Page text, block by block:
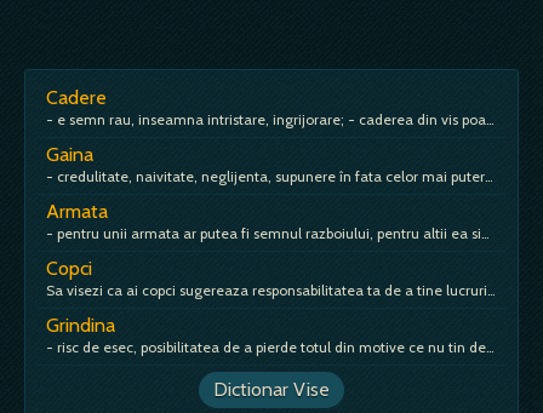
Cadere
- e semn rau, inseamna intristare, ingrijorare; - caderea din vis poate insemna cadere, prabusire, insucces, ratare si in viata de
Gaina
- credulitate, naivitate, neglijenta, supunere în fata celor mai puternici, creativitate, intuitie, spirit ocrotitor; - vis ce prevesteste castiguri substantiale; Cotcodacind - bogatie
Armata
- pentru unii armata ar putea fi semnul razboiului, pentru altii ea simbolizeaza autoritatea absoluta; - daca armata este invinsa inseamna dificultati,
Copci
Sa visezi ca ai copci sugereaza responsabilitatea ta de a tine lucrurile in frau intr-o situatie. Ti-e teama ca aceasta situatie
Grindina
- risc de esec, posibilitatea de a pierde totul din motive ce nu tin de tine, piedici neasteptate; - semn de durere
Dictionar Vise